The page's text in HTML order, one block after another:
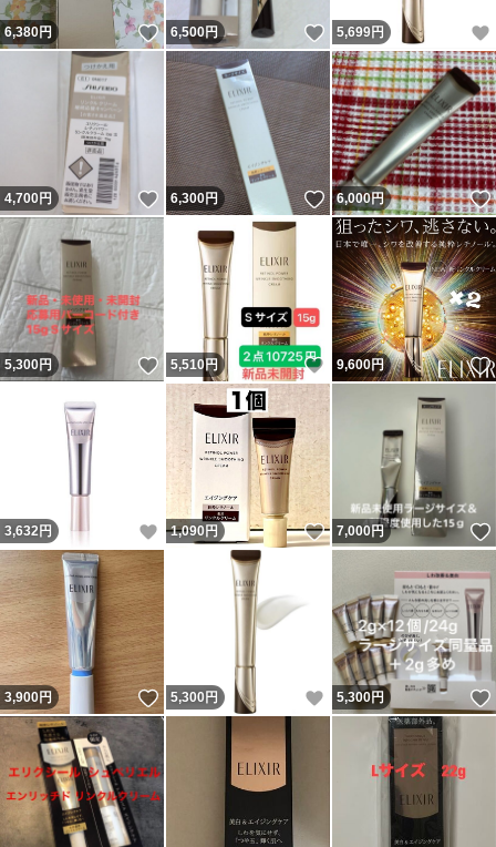
6,380円 いいね！
6,500円 いいね！
5,699円
4,700円 いいね！
6,300円 いいね！
6,000円
5,300円 いいね！
5,510円 いいね！
9,600円
3,632円 いいね！
1,090 円 いいね！
7,000円
3,900円 いいね！
5,300 円 いいね！
5,300円